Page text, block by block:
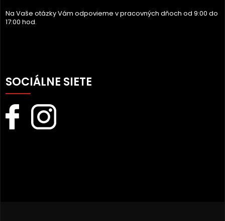
Na Vaše otázky Vám odpovieme v pracovných dňoch od 9:00 do
17:00 hod.
SOCIÁLNE SIETE